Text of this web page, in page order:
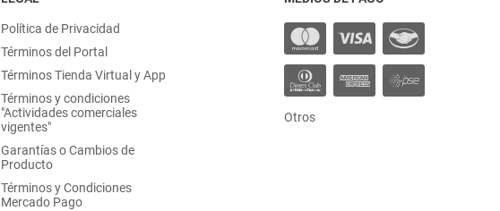
Política de Privacidad
Términos del Portal
Términos Tienda Virtual y App
Términos y condiciones
"Actividades comerciales
vigentes"
Garantías o Cambios de
Producto
Términos y Condiciones
Mercado Pago
Otros